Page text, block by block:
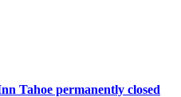
Tahoe permanently closed